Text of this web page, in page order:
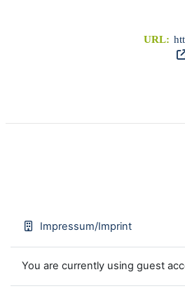
URL:
Impressum/Imprint
You are currently using guest